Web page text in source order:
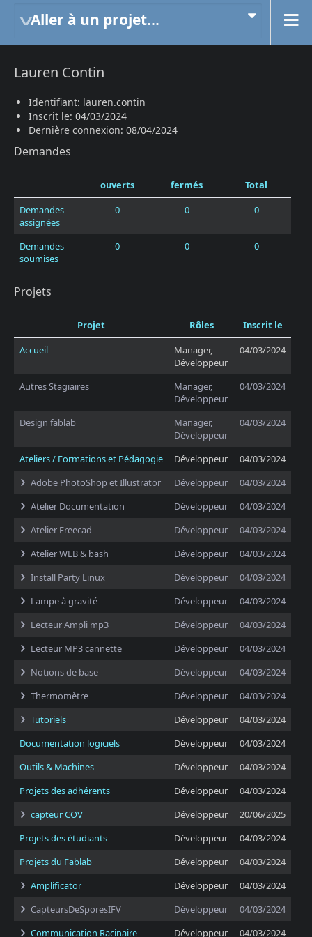
Aller à un projet...
Lauren Contin
Identifiant: lauren.contin
Inscrit le: 04/03/2024
Dernière connexion: 08/04/2024
Demandes
ouverts fermés
Total
Demandes
assignées
0 0 0
Demandes
soumises
0 0 0
Projets
Projet Rôles
Inscrit le
Accueil
Manager,
Développeur
04/03/2024
Autres Stagiaires
Manager,
Développeur
04/03/2024
Design fablab
Manager,
Développeur
04/03/2024
Ateliers / Formations et Pédagogie Développeur
04/03/2024
Adobe PhotoShop et Illustrator
Développeur
04/03/2024
Atelier Documentation
Développeur
04/03/2024
Atelier Freecad
Développeur
04/03/2024
Atelier WEB & bash
Développeur
04/03/2024
Install Party Linux
Développeur
04/03/2024
Lampe à gravité
Développeur
04/03/2024
Lecteur Ampli mp3
Développeur
04/03/2024
Lecteur MP3 cannette
Développeur
04/03/2024
Notions de base
Développeur
04/03/2024
Thermomètre
Développeur
04/03/2024
Tutoriels
Développeur
04/03/2024
Documentation logiciels
Développeur
04/03/2024
Outils & Machines
Développeur
04/03/2024
Projets des adhérents
Développeur
04/03/2024
capteur COV
Développeur
20/06/2025
Projets des étudiants
Développeur
04/03/2024
Projets du Fablab
Développeur
04/03/2024
Amplificator
Développeur
04/03/2024
CapteursDeSporesIFV
Développeur
04/03/2024
Communication Racinaire
Développeur 04/03/2024